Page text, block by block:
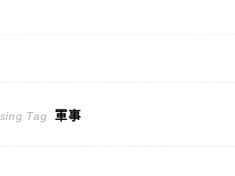
Tag 軍事